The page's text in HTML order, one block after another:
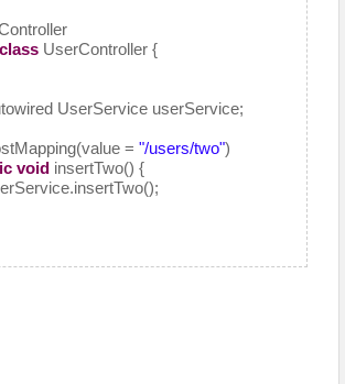
class UserController {
UserService userService;
(value ="/users/two")
void insertTwo() {